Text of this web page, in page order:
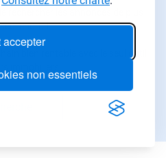
accepter
non essentiels
endroit.
bien rentable avec le seul outil